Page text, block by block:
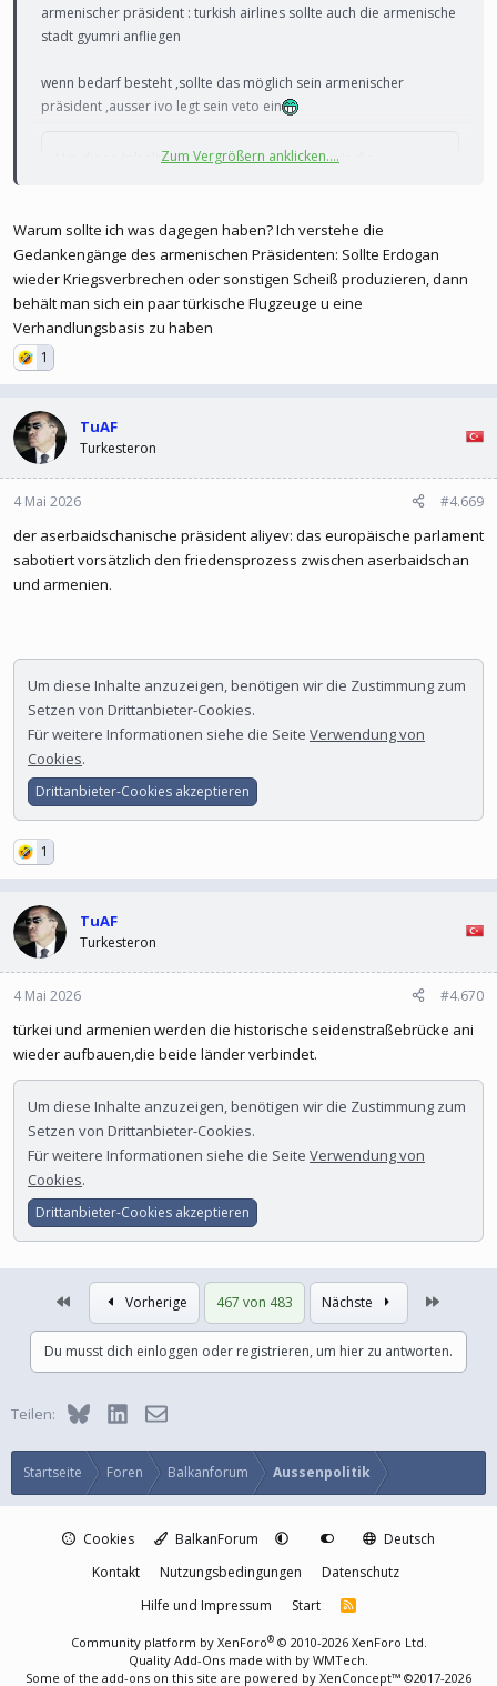
armenischer präsident : turkish airlines sollte auch die armenische
stadt gyumri anfliegen
wenn bedarf besteht ,sollte das möglich sein armenischer
präsident ,ausser ivo legt sein veto ein
Um diese Inhalte anzuzeigen, benötigen wir die
von Cookies.
Drittanbieter-Cookies akzeptieren
Zum Vergrößern anklicken....
Warum sollte ich was dagegen haben? Ich verstehe die
Gedankengänge des armenischen Präsidenten: Sollte Erdogan
wieder Kriegsverbrechen oder sonstigen Scheiß produzieren, dann
behält man sich ein paar türkische Flugzeuge u eine
Verhandlungsbasis zu haben
1
TuAF
Turkesteron
4 Mai 2026 #4.669
der aserbaidschanische präsident aliyev: das europäische parlament
sabotiert vorsätzlich den friedensprozess zwischen aserbaidschan
und armenien.
Um diese Inhalte anzuzeigen, benötigen wir die Zustimmung zum
Setzen von Drittanbieter-Cookies.
Für weitere Informationen siehe die Seite Verwendung von
Cookies.
Drittanbieter-Cookies akzeptieren
1
TuAF
Turkesteron
4 Mai 2026 #4.670
türkei und armenien werden die historische seidenstraßebrücke ani
wieder aufbauen,die beide länder verbindet.
Um diese Inhalte anzuzeigen, benötigen wir die Zustimmung zum
Setzen von Drittanbieter-Cookies.
Für weitere Informationen siehe die Seite Verwendung von
Cookies.
Drittanbieter-Cookies akzeptieren
Vorherige 467 von 483 Nächste
Du musst dich einloggen oder registrieren, um hier zu antworten.
Teilen: BlueskyLinkedInE-Mail
Startseite Foren Balkanforum Aussenpolitik
Cookies BalkanForum
Deutsch
Kontakt
Nutzungsbedingungen
Datenschutz
Hilfe und Impressum
Start
R
Community platform by XenForo® © 2010-2026 XenForo Ltd.
Quality Add-Ons made with by WMTech
Some of the add-ons on this site are powered by XenConcept™ ©2017-2026